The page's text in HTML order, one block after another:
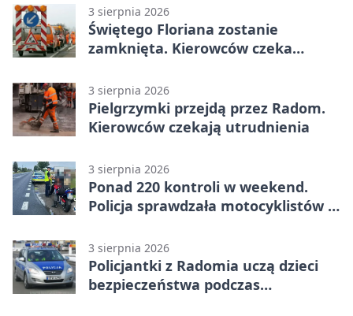
3 sierpnia 2026
Świętego Floriana zostanie
zamknięta. Kierowców czeka
3 sierpnia 2026
Pielgrzymki przejdą przez Radom.
Kierowców czekają utrudnienia
3 sierpnia 2026
Ponad 220 kontroli w weekend.
Policja sprawdzała motocyklistów w
3 sierpnia 2026
Policjantki z Radomia uczą dzieci
bezpieczeństwa podczas